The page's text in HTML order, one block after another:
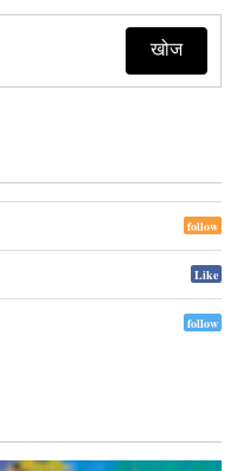
follow
Like
follow